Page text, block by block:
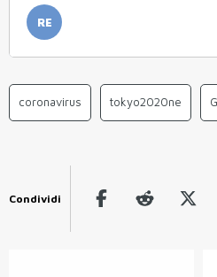
RE
coronavirus tokyo2020ne
Condividi